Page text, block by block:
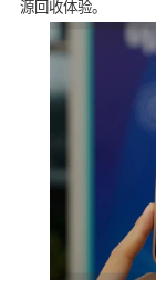
源回收体验。